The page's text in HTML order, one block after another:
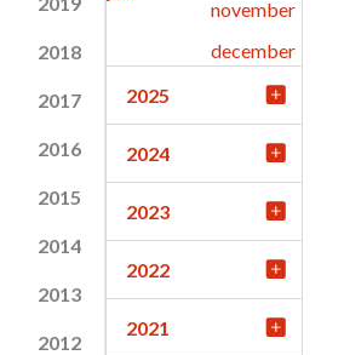
2018
2017
2016
2015
2014
2013
2012
november
december
2025
2024
2023
2022
2021